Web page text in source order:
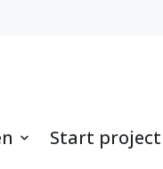
Start project